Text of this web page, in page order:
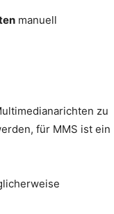
manuell
zu
für MMS ist ein